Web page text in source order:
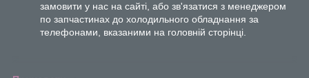
замовити у нас на сайті, або зв'язатися з менеджером
по запчастинах до холодильного обладнання за
телефонами, вказаними на головній сторінці.